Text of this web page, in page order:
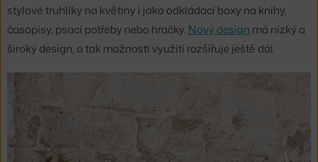
stylové truhlíky na květiny i jako odkládací boxy na knihy,
časopisy, psací potřeby nebo hračky. Nový design má nízký a
široký design, a tak možnosti využití rozšiřuje ještě dál.